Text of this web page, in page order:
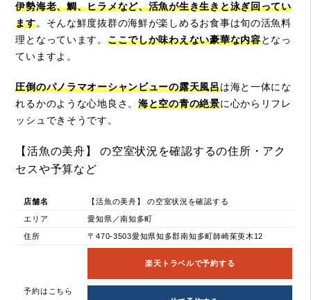
伊勢海老、鯛、ヒラメなど、活魚が生き生きと泳ぎ回ってい
ます。そんな鮮度抜群の海鮮が楽しめるお食事は旬の活魚料
理となっています。 ここでしか味わえない豪華な内容となっ
ていますよ。
圧倒のパノラマオーシャンビューの露天風呂は海と一体にな
れるかのような心地良さ。海と空の青の絶景に心からリフレ
ッシュできそうです。
【活魚の美舟】 の空室状況を確認するの住所・アク
セスや予算など
店舗名 【活魚の美舟】 の空室状況を確認する
エリア 愛知県／南知多町
住所 〒470-3503愛知県知多郡南知多町師崎茱萸木12
予約はこちら
楽天トラベルで予約する